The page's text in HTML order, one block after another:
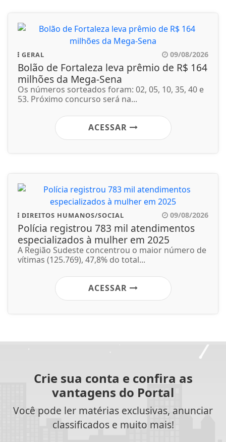
GERAL 09/08/2026
Bolão de Fortaleza leva prêmio de R$ 164
milhões da Mega-Sena
Os números sorteados foram: 02, 05, 10, 35, 40 e
53. Próximo concurso será na...
ACESSAR
DIREITOS HUMANOS/SOCIAL 09/08/2026
Polícia registrou 783 mil atendimentos
especializados à mulher em 2025
A Região Sudeste concentrou o maior número de
vítimas (125.769), 47,8% do total...
ACESSAR
Crie sua conta e confira as
vantagens do Portal
Você pode ler matérias exclusivas, anunciar
classificados e muito mais!